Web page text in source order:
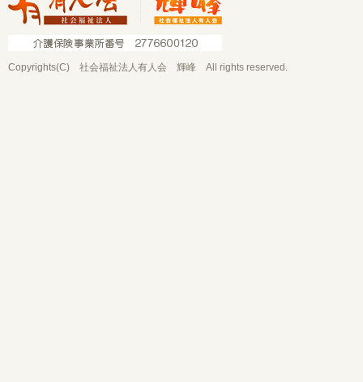
Copyrights(C) 社会福祉法人有人会 輝峰 All rights reserved.